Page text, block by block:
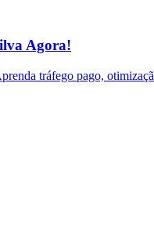
Agora!
tráfego pago,